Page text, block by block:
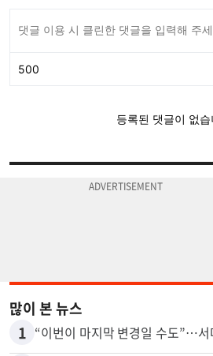
많이 본 뉴스
1 “이번이 마지막 변경일 수도”…서